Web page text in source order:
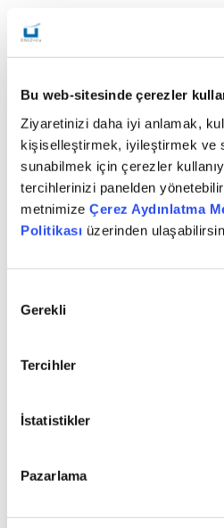
Bu web-sitesinde çerezler
Ziyaretinizi daha iyi anlamak,
kişiselleştirmek, iyileştirmek ve
sunabilmek için çerezler
tercihlerinizi panelden
metnimize Çerez Aydınlatma
Politikası üzerinden
Seçimi
Gerekli
Tercihler
İstatistikler
Pazarlama
Enerji tüketimimizi azaltmak
musluklar, cam şişe kullanımı
Dijitalleşme politikalarımızla
çalışanlarımız arasında çevre
getirmeyi hedefliyoruz.